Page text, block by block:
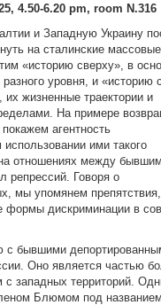
4.50-6.20 pm, room N.316
и Западную Украину
на сталинские массовые
«историю сверху», в
уровня, и «историю
жизненные траектории и
На примере
агентность
ими такого
отношениях между
репрессий. Говоря о
мы упомянем препятствия,
формы дискриминации в
с бывшими
Оно является частью
с западных территорий.
Блюмом под названием